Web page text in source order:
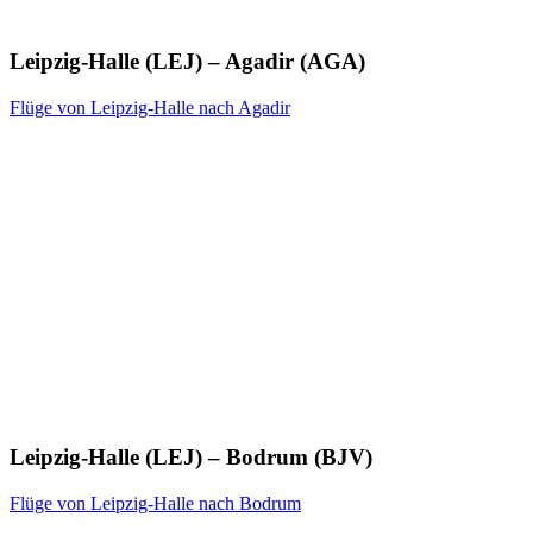
Leipzig-Halle (LEJ) – Agadir (AGA)
Flüge von Leipzig-Halle nach Agadir
Leipzig-Halle (LEJ) – Bodrum (BJV)
Flüge von Leipzig-Halle nach Bodrum